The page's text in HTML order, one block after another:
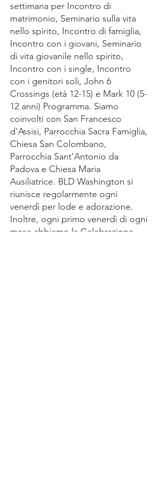
settimana per Incontro di
matrimonio, Seminario sulla vita
nello spirito, Incontro di famiglia,
Incontro con i giovani, Seminario
di vita giovanile nello spirito,
Incontro con i single, Incontro
con i genitori soli, John 6
Crossings (età 12-15) e Mark 10 (5-
12 anni) Programma. Siamo
coinvolti con San Francesco
d'Assisi, Parrocchia Sacra Famiglia,
Chiesa San Colombano,
Parrocchia Sant'Antonio da
Padova e Chiesa Maria
Ausiliatrice. BLD Washington si
riunisce regolarmente ogni
venerdì per lode e adorazione.
Inoltre, ogni primo venerdì di ogni
mese abbiamo la Celebrazione